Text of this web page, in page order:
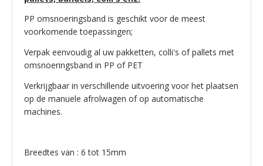
PP omsnoeringsband is geschikt voor de meest
voorkomende toepassingen;
Verpak eenvoudig al uw pakketten, colli's of pallets met
omsnoeringsband in PP of PET
Verkrijgbaar in verschillende uitvoering voor het plaatsen
op de manuele afrolwagen of op automatische
machines.
Breedtes van : 6 tot 15mm